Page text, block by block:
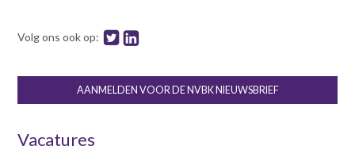
Volg ons ook op:
AANMELDEN VOOR DE NVBK NIEUWSBRIEF
Vacatures